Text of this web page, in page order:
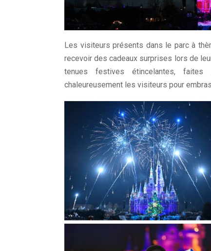
Les visiteurs présents dans le parc à
recevoir des cadeaux surprises lors de
tenues festives étincelantes,
chaleureusement les visiteurs pour